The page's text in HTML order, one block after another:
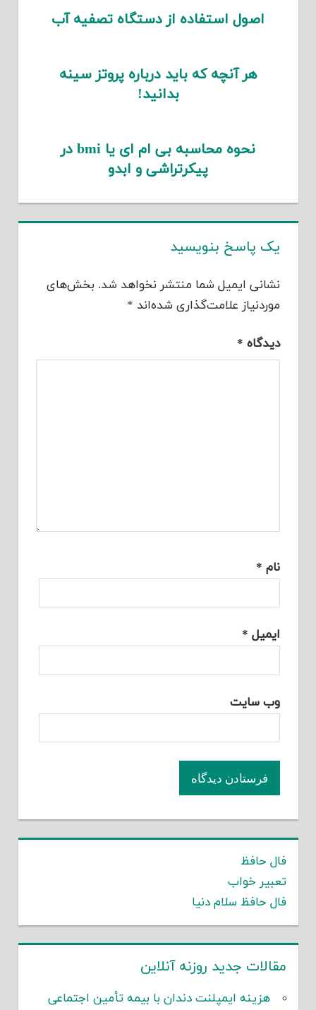
اصول استفاده از دستگاه تصفیه آب
هر آنچه که باید درباره پروتز سینه
بدانید!
نحوه محاسبه بی ام ای یا bmi در
پیکرتراشی و ابدو
یک پاسخ بنویسید
نشانی ایمیل شما منتشر نخواهد شد. بخش‌های
موردنیاز علامت‌گذاری شده‌اند *
دیدگاه *
نام *
ایمیل *
وب‌ سایت
فال حافظ
تعبیر خواب
فال حافظ سلام دنیا
مقالات جدید روزنه آنلاین
هزینه ایمپلنت دندان با بیمه تأمین اجتماعی